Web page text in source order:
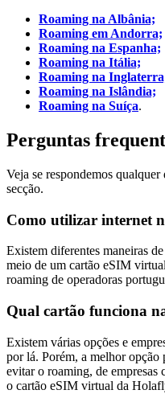
Roaming na Albânia;
Roaming em Andorra;
Roaming na Espanha;
Roaming na Itália;
Roaming na
Roaming na Islândia;
Roaming na Suíça.
Perguntas
Veja se respondemos
secção.
Como utilizar internet
Existem diferentes maneiras
meio de um cartão eSIM
roaming de operadoras
Qual cartão funciona
Existem várias opções e
por lá. Porém, a melhor opção
evitar o roaming, de
o cartão eSIM virtual da